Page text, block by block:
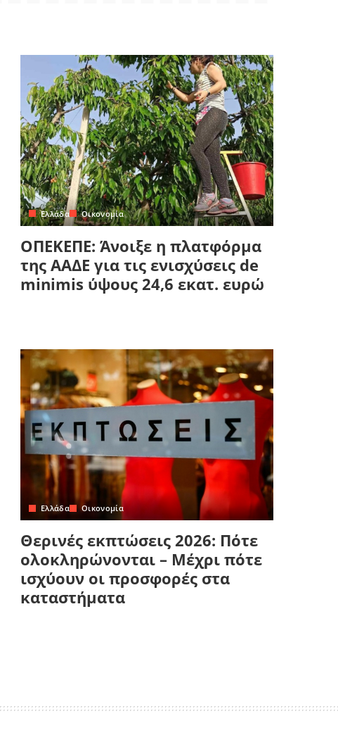
Ελλάδα Οικονομία
ΟΠΕΚΕΠΕ: Άνοιξε η πλατφόρμα
της ΑΑΔΕ για τις ενισχύσεις de
minimis ύψους 24,6 εκατ. ευρώ
Ελλάδα Οικονομία
Θερινές εκπτώσεις 2026: Πότε
ολοκληρώνονται – Μέχρι πότε
ισχύουν οι προσφορές στα
καταστήματα